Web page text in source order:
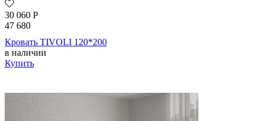
30 060 Р
47 680
Кровать TIVOLI 120*200
в наличии
Купить